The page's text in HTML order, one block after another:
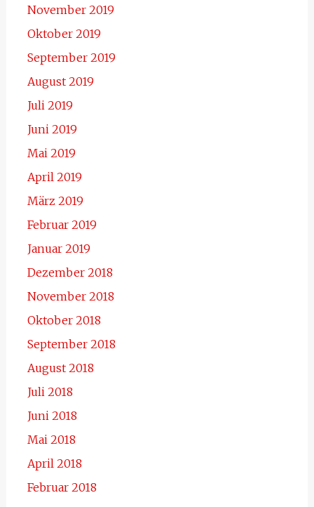
November 2019
Oktober 2019
September 2019
August 2019
Juli 2019
Juni 2019
Mai 2019
April 2019
März 2019
Februar 2019
Januar 2019
Dezember 2018
November 2018
Oktober 2018
September 2018
August 2018
Juli 2018
Juni 2018
Mai 2018
April 2018
Februar 2018